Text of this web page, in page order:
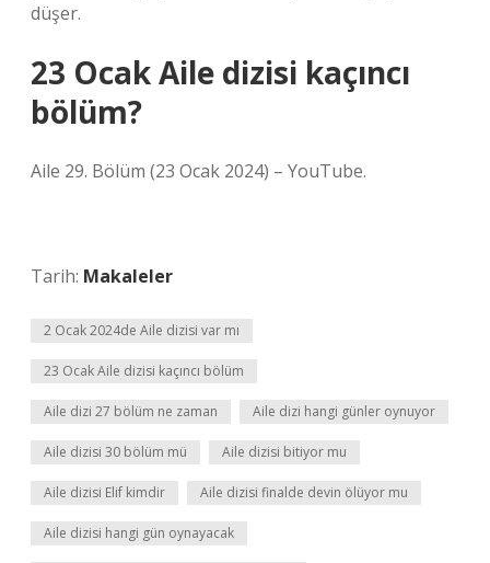
düşer.
23 Ocak Aile dizisi kaçıncı
bölüm?
Aile 29. Bölüm (23 Ocak 2024) – YouTube.
Tarih: Makaleler
2 Ocak 2024de Aile dizisi var mı
23 Ocak Aile dizisi kaçıncı bölüm
Aile dizi 27 bölüm ne zaman Aile dizi hangi günler oynuyor
Aile dizisi 30 bölüm mü Aile dizisi bitiyor mu
Aile dizisi Elif kimdir Aile dizisi finalde devin ölüyor mu
Aile dizisi hangi gün oynayacak